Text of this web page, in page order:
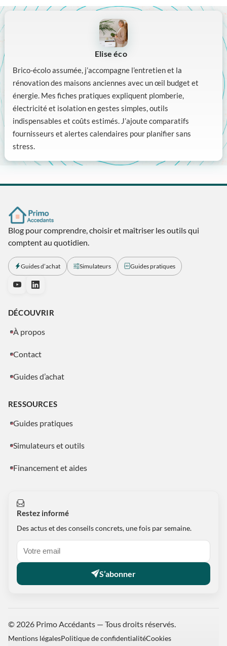
Elise éco
Brico-écolo assumée, j’accompagne l’entretien et la
rénovation des maisons anciennes avec un œil budget et
énergie. Mes fiches pratiques expliquent plomberie,
électricité et isolation en gestes simples, outils
indispensables et coûts estimés. J’ajoute comparatifs
fournisseurs et alertes calendaires pour planifier sans
stress.
Articles connexes
Blog pour comprendre, choisir et maîtriser les outils qui
comptent au quotidien.
Guides d’achat Simulateurs Guides pratiques
DÉCOUVRIR
À propos
Contact
Guides d’achat
RESSOURCES
Guides pratiques
Simulateurs et outils
Financement et aides
Restez informé
Des actus et des conseils concrets, une fois par semaine.
S’abonner
© 2026 Primo Accédants — Tous droits réservés.
Mentions légalesPolitique de confidentialitéCookies